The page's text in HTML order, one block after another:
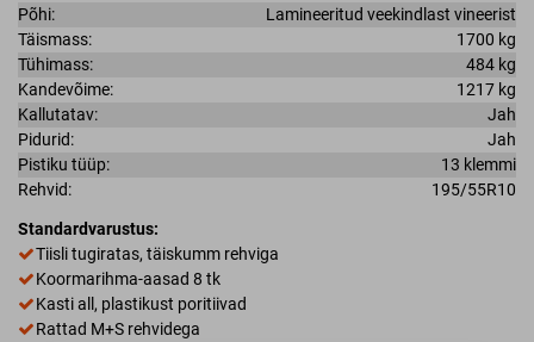
Põhi:
Lamineeritud veekindlast vineerist
Täismass:
1700 kg
Tühimass:
484 kg
Kandevõime:
1217 kg
Kallutatav:
Jah
Pidurid:
Jah
Pistiku tüüp:
13 klemmi
Rehvid:
195/55R10
Standardvarustus:
Tiisli tugiratas, täiskumm rehviga
Koormarihma-aasad 8 tk
Kasti all, plastikust poritiivad
Rattad M+S rehvidega